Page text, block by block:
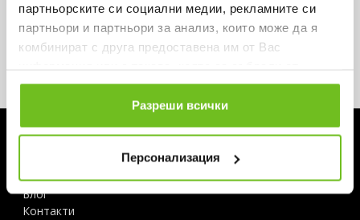
партньорските си социални медии, рекламните си
партньори и партньори за анализ, които може да я
комбинират с друга предоставена им от Вас
ползването от Ваша страна на услугите им.
Разреши всички
Персонализация
ЗА ABSOLUTE TEAMSPORT
Магазини
Блог
Контакти